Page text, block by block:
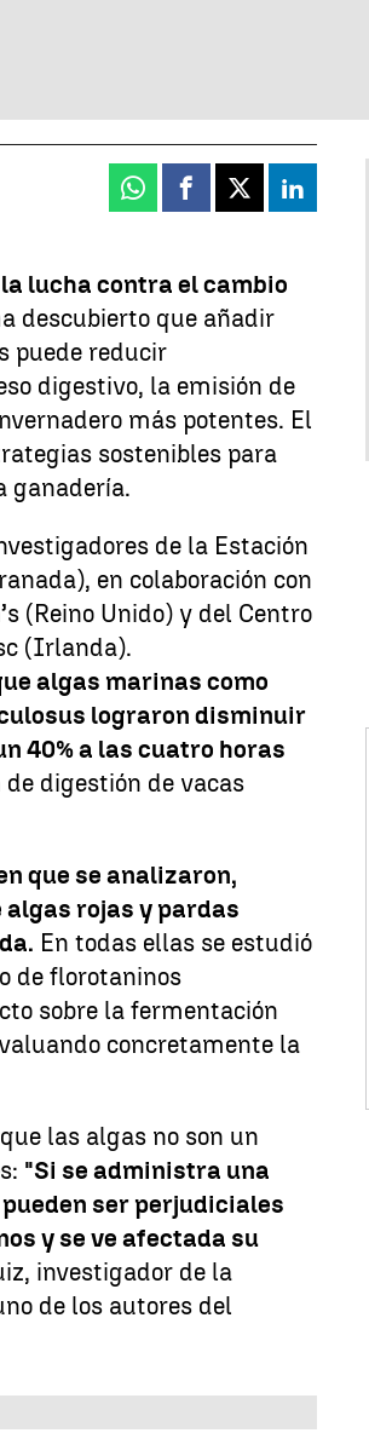
Whatsapp
Facebook
X Linkedin
lucha contra el cambio
descubierto que añadir
puede reducir
digestivo, la emisión de
más potentes. El
sostenibles para
ganadería.
de la Estación
en colaboración con
(Reino Unido) y del Centro
(Irlanda).
algas marinas como
lograron disminuir
40% a las cuatro horas
digestión de vacas
que se analizaron,
rojas y pardas
En todas ellas se estudió
de florotaninos
sobre la fermentación
concretamente la
las algas no son un
"Si se administra una
ser perjudiciales
y se ve afectada su
investigador de la
de los autores del